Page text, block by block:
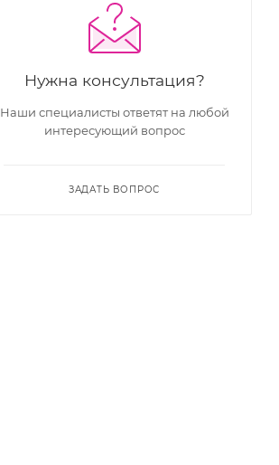
Нужна консультация?
Наши специалисты ответят на любой
интересующий вопрос
ЗАДАТЬ ВОПРОС